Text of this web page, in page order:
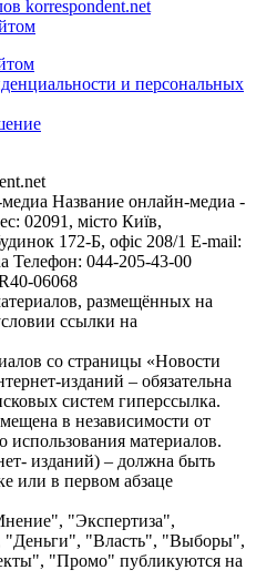
korrespondent.net
и персональных
Название онлайн-медиа -
02091, місто Київ,
172-Б, офіс 208/1 E-mail:
Телефон: 044-205-43-00
06068
размещённых на
ссылки на
со страницы «Новости
изданий – обязательна
систем гиперссылка.
в независимости от
использования материалов.
изданий) – должна быть
или в первом абзаце
"Экспертиза",
"Деньги", "Власть", "Выборы",
"Промо" публикуются на